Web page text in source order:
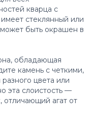
кварца с
стеклянный или
быть окрашен в
обладающая
камень с четкими,
цвета или
эта слоистость —
отличающий агат от